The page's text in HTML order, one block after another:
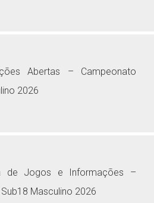
Abertas – Campeonato
2026
de Jogos e Informações –
Masculino 2026